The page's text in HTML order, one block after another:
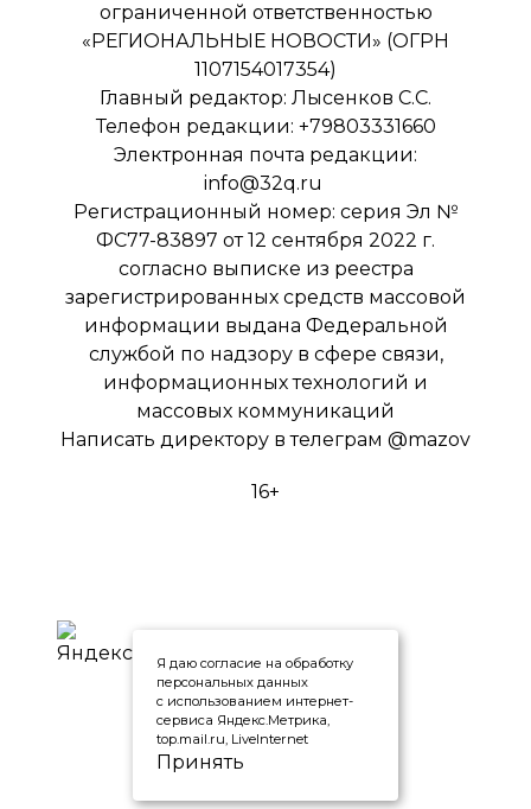
ограниченной ответственностью
«РЕГИОНАЛЬНЫЕ НОВОСТИ» (ОГРН
1107154017354)
Главный редактор: Лысенков С.С.
Телефон редакции: +79803331660
Электронная почта редакции:
info@32q.ru
Регистрационный номер: серия Эл №
ФС77-83897 от 12 сентября 2022 г.
согласно выписке из реестра
зарегистрированных средств массовой
информации выдана Федеральной
службой по надзору в сфере связи,
информационных технологий и
массовых коммуникаций
Написать директору в телеграм @mazov
16+
Я даю согласие на обработку
персональных данных
с использованием интернет-
сервиса Яндекс.Метрика,
top.mail.ru, LiveInternet
Принять